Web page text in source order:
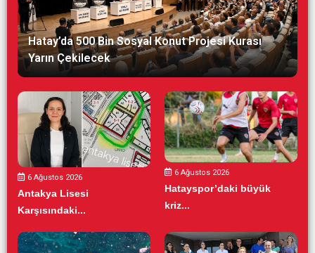
Hatay’da 500 Bin Sosyal Konut Projesi Kurası
Yarın Çekilecek
6 Ağustos 2026
Antakya Lisesi
Karşısındaki...
6 Ağustos 2026
Hatayspor’daki büyük
kriz...